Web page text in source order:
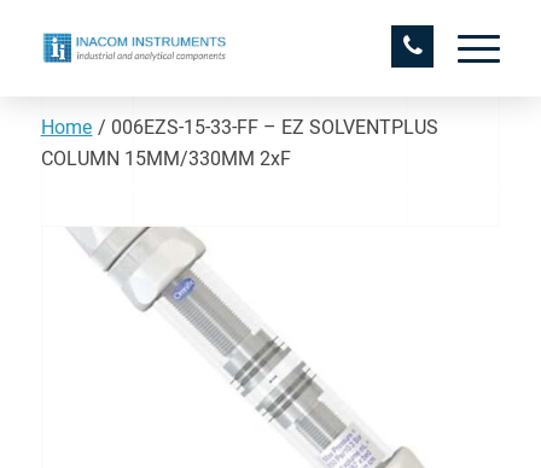
Home / 006EZS-15-33-FF – EZ SOLVENTPLUS
COLUMN 15MM/330MM 2xF